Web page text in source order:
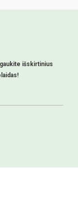
išskirtinius